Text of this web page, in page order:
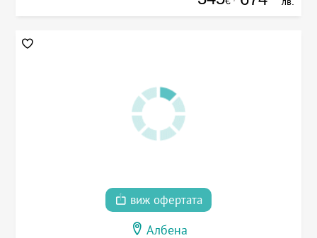
виж офертата
Албена